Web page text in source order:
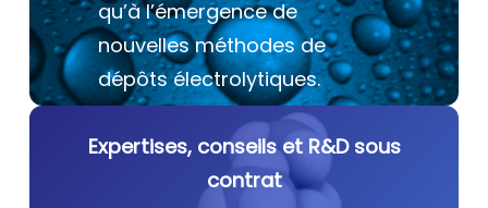
qu’à l’émergence de
nouvelles méthodes de
dépôts électrolytiques.
Expertises, conseils et R&D sous
contrat